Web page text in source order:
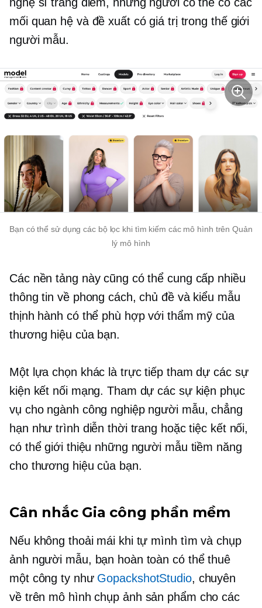
mối quan hệ và đề xuất có giá trị trong thế giới
người mẫu.
Bạn có thể sử dụng các bộ lọc khi tìm kiếm các mô hình trên Quản
lý mô hình
Các nền tảng này cũng có thể cung cấp nhiều
thông tin về phong cách, chủ đề và kiểu mẫu
thịnh hành có thể phù hợp với thẩm mỹ của
thương hiệu của bạn.
Một lựa chọn khác là trực tiếp tham dự các sự
kiện kết nối mạng. Tham dự các sự kiện phục
vụ cho ngành công nghiệp người mẫu, chẳng
hạn như trình diễn thời trang hoặc tiệc kết nối,
có thể giới thiệu những người mẫu tiềm năng
cho thương hiệu của bạn.
Cân nhắc Gia công phần mềm
Nếu không thoải mái khi tự mình tìm và chụp
ảnh người mẫu, bạn hoàn toàn có thể thuê
một công ty như GopackshotStudio, chuyên
về trên mô hình chụp ảnh sản phẩm cho các